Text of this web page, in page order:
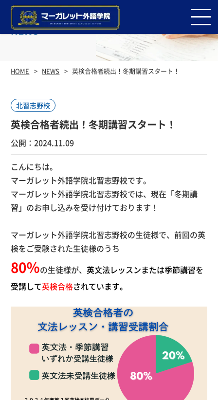
NEWS
HOME NEWS 英検合格者続出！冬期講習スタート！
北習志野校
英検合格者続出！冬期講習スタート！
公開：2024.11.09
こんにちは。
マーガレット外語学院北習志野校です。
マーガレット外語学院北習志野校では、現在「冬期講
習」のお申し込みを受け付けております！
マーガレット外語学院北習志野校の生徒様で、前回の英
検をご受験された生徒様のうち
80％の生徒様が、 英文法レッスンまたは季節講習を
受講して英検合格されています。